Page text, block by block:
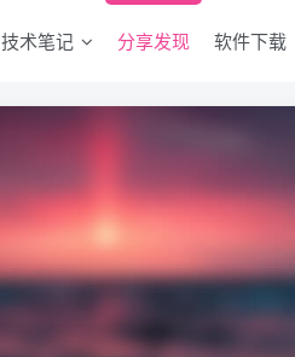
技术笔记 分享发现 软件下载